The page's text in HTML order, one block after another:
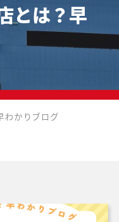
とは？早
わかりブログ